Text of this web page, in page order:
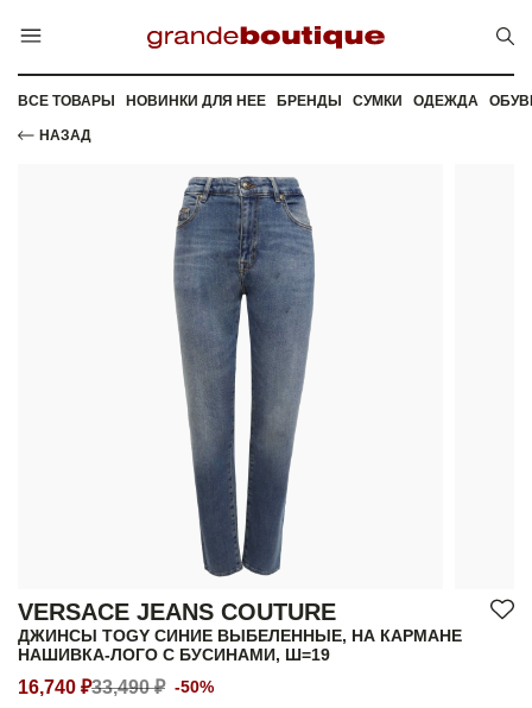
ВСЕ ТОВАРЫ НОВИНКИ ДЛЯ НЕЕ БРЕНДЫ СУМКИ ОДЕЖДА
НАЗАД
VERSACE JEANS COUTURE
ДЖИНСЫ TOGY СИНИЕ ВЫБЕЛЕННЫЕ, НА КАРМАНЕ
НАШИВКА-ЛОГО С БУСИНАМИ, Ш=19
16,740 ₽33,490 ₽ -50%